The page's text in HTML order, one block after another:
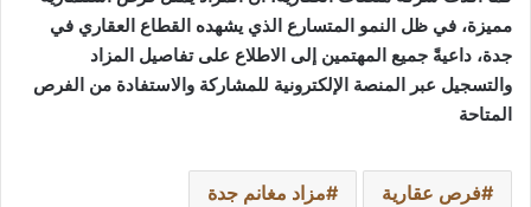
مميزة، في ظل النمو المتسارع الذي يشهده القطاع العقاري في
جدة، داعيةً جميع المهتمين إلى الاطلاع على تفاصيل المزاد
والتسجيل عبر المنصة الإلكترونية للمشاركة والاستفادة من الفرص
المتاحة
فرص عقارية مزاد مغانم جدة